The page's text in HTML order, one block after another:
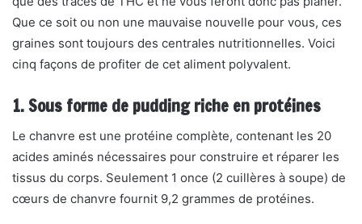
Que ce soit ou non une mauvaise nouvelle pour vous, ces
graines sont toujours des centrales nutritionnelles. Voici
cinq façons de profiter de cet aliment polyvalent.
1. Sous forme de pudding riche en protéines
Le chanvre est une protéine complète, contenant les 20
acides aminés nécessaires pour construire et réparer les
tissus du corps. Seulement 1 once (2 cuillères à soupe) de
cœurs de chanvre fournit 9,2 grammes de protéines.